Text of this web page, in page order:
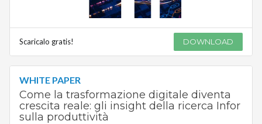
Scaricalo gratis! DOWNLOAD
WHITE PAPER
Come la trasformazione digitale diventa
crescita reale: gli insight della ricerca Infor
sulla produttività